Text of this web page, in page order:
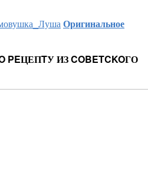
Оригинальное
ИЗ COBETCKOГО